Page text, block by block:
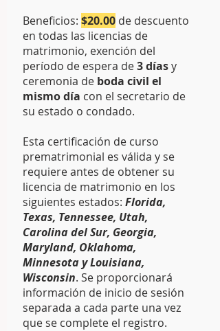
Beneficios: $20.00 de descuento
en todas las licencias de
matrimonio, exención del
período de espera de3 díasy
ceremonia de boda civil el
mismo día con el secretario de
su estado o condado.
Esta certificación de curso
prematrimonial es válida y se
requiere antes de obtener su
licencia de matrimonio en los
siguientes estados: Florida,
Texas, Tennessee, Utah,
Carolina del Sur, Georgia,
Maryland, Oklahoma,
Minnesota y Louisiana,
Wisconsin. Se proporcionará
información de inicio de sesión
separada a cada parte una vez
que se complete el registro.